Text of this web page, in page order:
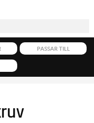
PASSAR TILL